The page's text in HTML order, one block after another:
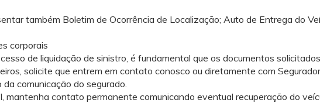
também Boletim de Ocorrência de Localização; Auto de Entrega do
corporais
de liquidação de sinistro, é fundamental que os documentos
solicite que entrem em contato conosco ou diretamente com
comunicação do segurado.
mantenha contato permanente comunicando eventual recuperação do